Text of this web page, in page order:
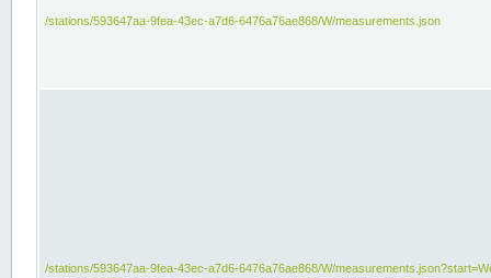
/stations/593647aa-9fea-43ec-a7d6-6476a76ae868/W/measurements.json
/stations/593647aa-9fea-43ec-a7d6-6476a76ae868/W/